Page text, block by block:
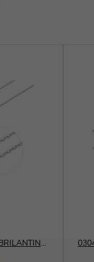
12056 Stříbrný řetízek BRILANTINA 1,5 mm